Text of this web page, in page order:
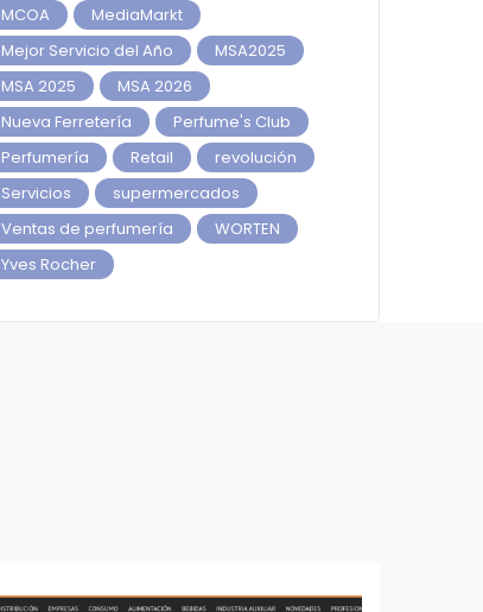
MCOA
MediaMarkt
Mejor Servicio del Año
MSA2025
MSA 2025
MSA 2026
Nueva Ferretería
Perfume's Club
Perfumería
Retail
revolución
Servicios
supermercados
Ventas de perfumería
WORTEN
Yves Rocher